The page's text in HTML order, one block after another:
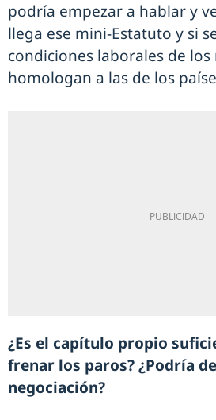
podría empezar a hablar y
llega ese mini-Estatuto y si
condiciones laborales de los
homologan a las de los
¿Es el capítulo propio
frenar los paros? ¿Podría
negociación?